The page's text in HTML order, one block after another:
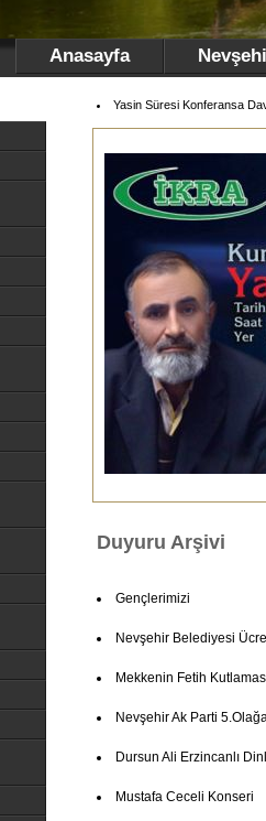
Anasayfa
Yasin Süresi Konferansa
Duyuru Arşivi
Gençlerimizi
Nevşehir Belediyesi
Mekkenin Fetih
Nevşehir Ak Parti
Dursun Ali Erzincanlı
Mustafa Ceceli Konseri